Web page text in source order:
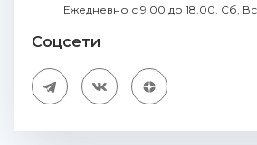
Ежедневно с 9.00 до 18.00. Сб,
Соцсети